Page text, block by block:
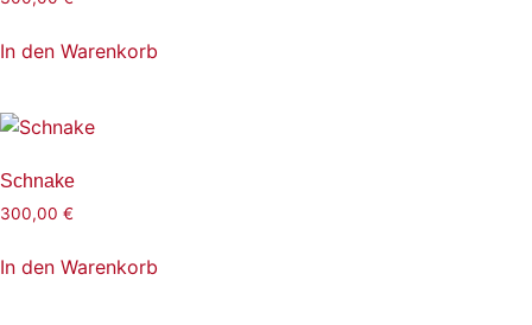
In den Warenkorb
Schnake
300,00 €
In den Warenkorb